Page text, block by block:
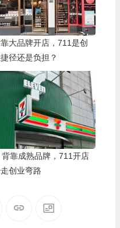
大品牌开店，711是创
径还是负担？
靠成熟品牌，711开店
创业弯路